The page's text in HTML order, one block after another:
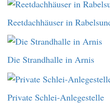
Reetdachhäuser in
Die Strandhalle in Arnis
Private Schlei-Anlegestelle